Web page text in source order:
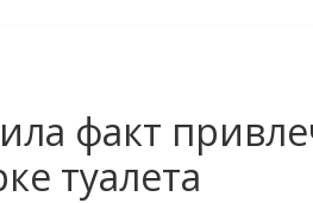
факт
туалета